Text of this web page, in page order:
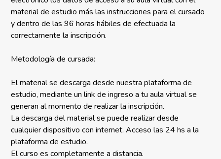
material de estudio más las instrucciones para el cursado
y dentro de las 96 horas hábiles de efectuada la
correctamente la inscripción.
Metodología de cursada:
El material se descarga desde nuestra plataforma de
estudio, mediante un link de ingreso a tu aula virtual se
generan al momento de realizar la inscripción.
La descarga del material se puede realizar desde
cualquier dispositivo con internet. Acceso las 24 hs a la
plataforma de estudio.
El curso es completamente a distancia.